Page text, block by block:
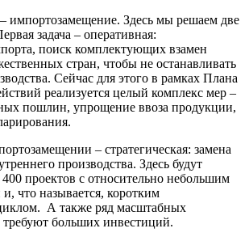
импортозамещение. Здесь мы решаем две
задача – оперативная:
поиск комплектующих взамен
стран, чтобы не останавливать
Сейчас для этого в рамках Плана
реализуется целый комплекс мер –
пошлин, упрощение ввоза продукции,
– стратегическая: замена
производства. Здесь будут
проектов с относительно небольшим
что называется, коротким
А также ряд масштабных
больших инвестиций.